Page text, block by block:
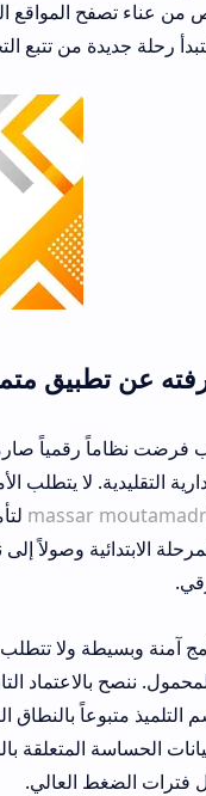
البطيئة وثقيلة
تتبع التحصيل
متمدرس
صارماً لربط الأسر
لا يتطلب الأمر سوى
لتأمين وصولك إلى
وصولاً إلى نيل شهادة
تتطلب خبرة تقنية
التام على تحميل
الرسمي لوزارة
بالمستوى